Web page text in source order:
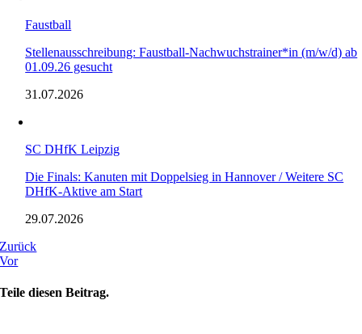
Faustball
Stellenausschreibung: Faustball-Nachwuchstrainer*in (m/w/d) ab
01.09.26 gesucht
31.07.2026
SC DHfK Leipzig
Die Finals: Kanuten mit Doppelsieg in Hannover / Weitere SC
DHfK-Aktive am Start
29.07.2026
Zurück
Vor
Teile diesen Beitrag.